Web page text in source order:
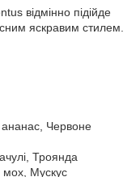
відмінно підійде
яскравим стилем.
ананас, Червоне
Троянда
мох, Мускус